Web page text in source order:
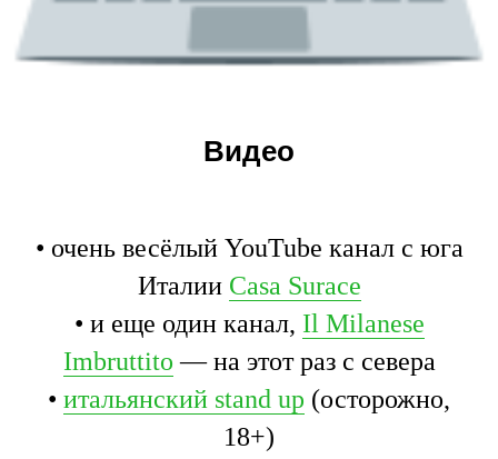
Видео
• очень весёлый YouTube канал c юга
Италии Casa Surace
• и еще один канал, Il Milanese
Imbruttito — на этот раз с севера
• итальянский stand up (осторожно,
18+)